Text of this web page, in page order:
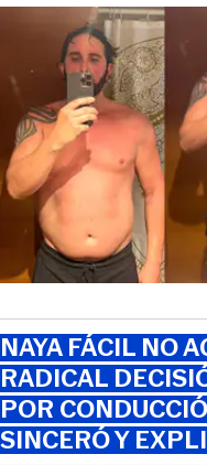
NAYA FÁCIL NO
RADICAL
POR
SINCERÓ Y